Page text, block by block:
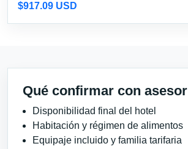
$917.09 USD
Qué confirmar con asesor
Disponibilidad final del hotel
Habitación y régimen de alimentos
Equipaje incluido y familia tarifaria